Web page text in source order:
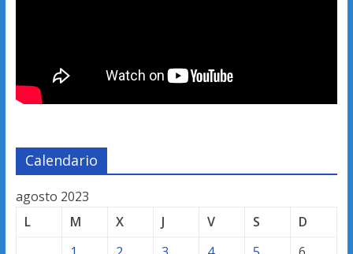
Calendario
agosto 2023
L
M X J V S
D